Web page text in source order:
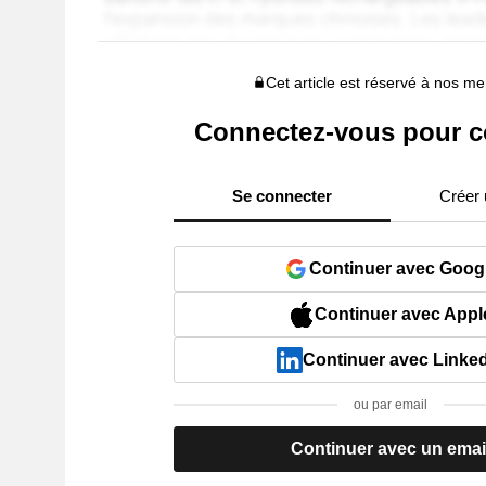
Cet article est réservé à nos
Connectez-vous pour
Se connecter Créer
Continuer avec
Continuer avec
Continuer avec
ou par email
Continuer avec un email